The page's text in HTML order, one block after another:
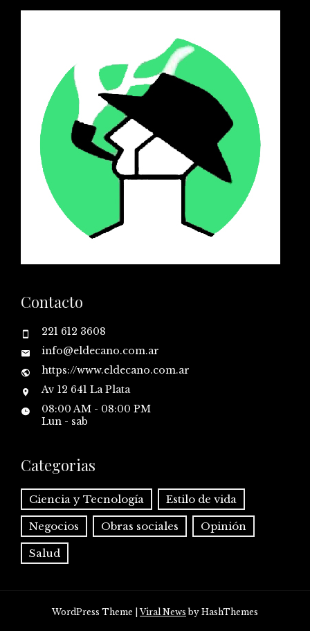
Contacto
221 612 3608
info@eldecano.com.ar
https://www.eldecano.com.ar
Av 12 641 La Plata
08:00 AM - 08:00 PM
Lun - sab
Categorias
Ciencia y Tecnología Estilo de vida
Negocios Obras sociales Opinión
Salud
WordPress Theme |Viral News by HashThemes